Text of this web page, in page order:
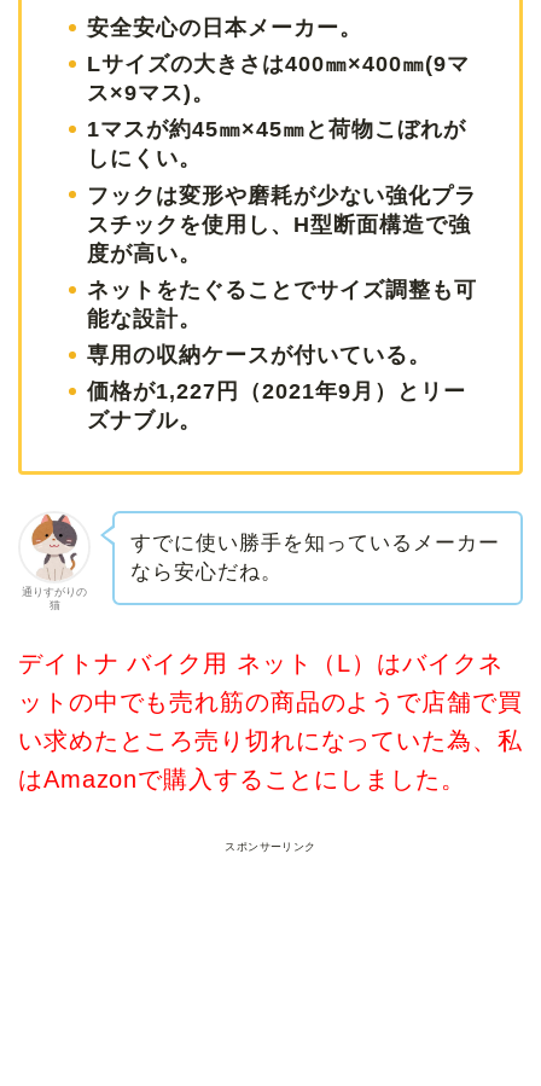
安全安心の日本メーカー。
Lサイズの大きさは400㎜×400㎜(9マ
ス×9マス)。
1マスが約45㎜×45㎜と荷物こぼれが
しにくい。
フックは変形や磨耗が少ない強化プラ
スチックを使用し、H型断面構造で強
度が高い。
ネットをたぐることでサイズ調整も可
能な設計。
専用の収納ケースが付いている。
価格が1,227円（2021年9月）とリー
ズナブル。
通りすがりの
猫
すでに使い勝手を知っているメーカー
なら安心だね。
デイトナ バイク用 ネット（L）はバイクネ
ットの中でも売れ筋の商品のようで店舗で買
い求めたところ売り切れになっていた為、私
はAmazonで購入することにしました。
スポンサーリンク